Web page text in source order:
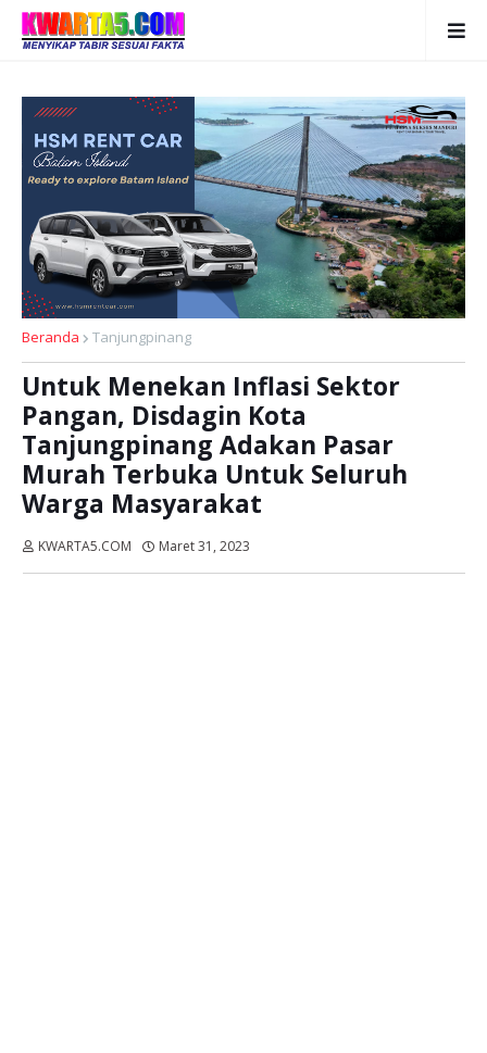
Beranda Tanjungpinang
Untuk Menekan Inflasi Sektor
Pangan, Disdagin Kota
Tanjungpinang Adakan Pasar
Murah Terbuka Untuk Seluruh
Warga Masyarakat
KWARTA5.COM Maret 31, 2023